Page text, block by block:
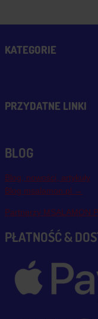
KATEGORIE
PRZYDATNE LINKI
BLOG
Blog, nowości, artykuły
Blog msalamon.pl →
Partnerzy
PŁATNOŚĆ &